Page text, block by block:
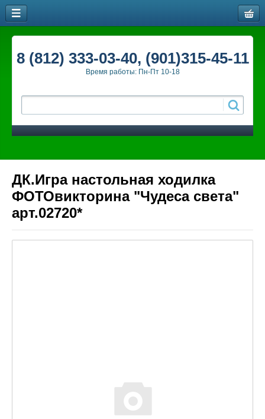
8 (812) 333-03-40, (901)315-45-11
Время работы: Пн-Пт 10-18
ДК.Игра настольная ходилка
ФОТОвикторина "Чудеса света"
арт.02720*